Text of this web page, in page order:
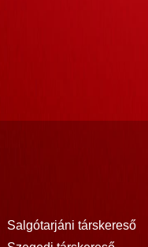
Salgótarjáni társkereső